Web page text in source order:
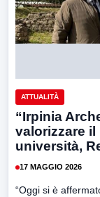
ATTUALITÀ
“Irpinia
valorizzare
università,
17 MAGGIO 2026
“Oggi si è